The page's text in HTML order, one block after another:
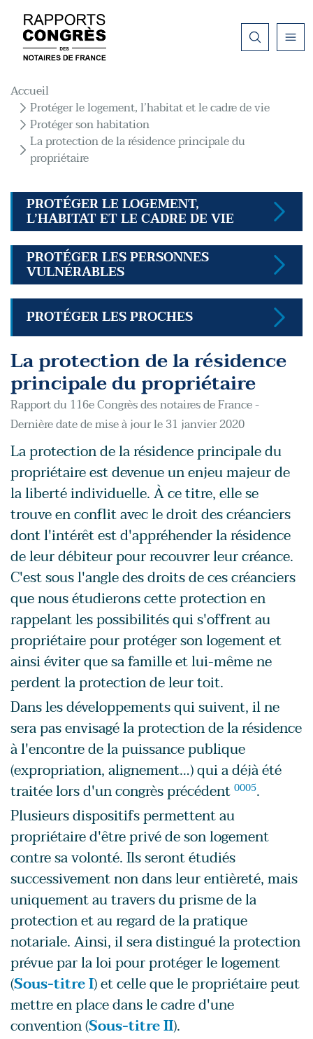
Fil d'Ariane
Accueil
Protéger le logement, l’habitat et le cadre de vie
Protéger son habitation
La protection de la résidence principale du
propriétaire
PROTÉGER LE LOGEMENT,
L’HABITAT ET LE CADRE DE VIE
PROTÉGER LES PERSONNES
VULNÉRABLES
PROTÉGER LES PROCHES
La protection de la résidence
principale du propriétaire
Rapport du 116e Congrès des notaires de France -
Dernière date de mise à jour le 31 janvier 2020
La protection de la résidence principale du
propriétaire est devenue un enjeu majeur de
la liberté individuelle. À ce titre, elle se
trouve en conflit avec le droit des créanciers
dont l'intérêt est d'appréhender la résidence
de leur débiteur pour recouvrer leur créance.
C'est sous l'angle des droits de ces créanciers
que nous étudierons cette protection en
rappelant les possibilités qui s'offrent au
propriétaire pour protéger son logement et
ainsi éviter que sa famille et lui-même ne
perdent la protection de leur toit.
Dans les développements qui suivent, il ne
sera pas envisagé la protection de la résidence
à l'encontre de la puissance publique
(expropriation, alignement…) qui a déjà été
traitée lors d'un congrès précédent 0005.
Plusieurs dispositifs permettent au
propriétaire d'être privé de son logement
contre sa volonté. Ils seront étudiés
successivement non dans leur entièreté, mais
uniquement au travers du prisme de la
protection et au regard de la pratique
notariale. Ainsi, il sera distingué la protection
prévue par la loi pour protéger le logement
(Sous-titre I) et celle que le propriétaire peut
mettre en place dans le cadre d'une
convention (Sous-titre II).